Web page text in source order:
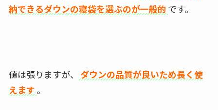
納できるダウンの寝袋を選ぶのが一般的です。
値は張りますが、
ダウンの品質が良いため長く使
えます。